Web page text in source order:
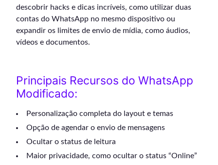
descobrir hacks e dicas incríveis, como utilizar duas
contas do WhatsApp no mesmo dispositivo ou
expandir os limites de envio de mídia, como áudios,
vídeos e documentos.
Principais Recursos do WhatsApp
Modificado:
Personalização completa do layout e temas
Opção de agendar o envio de mensagens
Ocultar o status de leitura
Maior privacidade, como ocultar o status “Online”